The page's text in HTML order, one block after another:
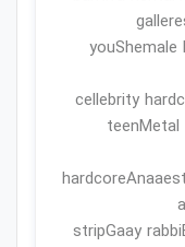
cellebrity
stripGaay